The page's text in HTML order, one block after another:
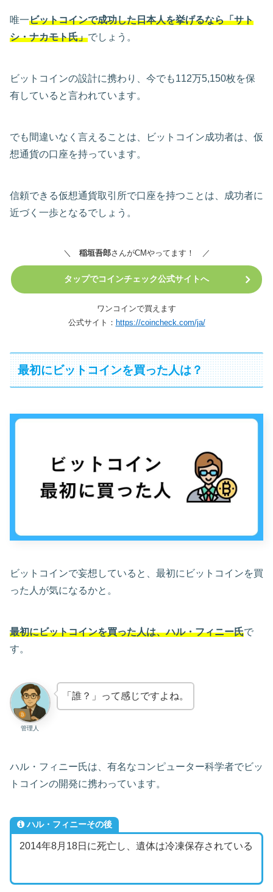
唯一ビットコインで成功した日本人を挙げるなら「サト
シ・ナカモト氏」でしょう。
ビットコインの設計に携わり、今でも112万5,150枚を保
有していると言われています。
でも間違いなく言えることは、ビットコイン成功者は、仮
想通貨の口座を持っています。
信頼できる仮想通貨取引所で口座を持つことは、成功者に
近づく一歩となるでしょう。
＼ 稲垣吾郎さんがCMやってます！ ／
タップでコインチェック公式サイトへ
ワンコインで買えます
公式サイト： https://coincheck.com/ja/
最初にビットコインを買った人は？
ビットコインで妄想していると、最初にビットコインを買
った人が気になるかと。
最初にビットコインを買った人は、ハル・フィニー氏で
す。
管理人
「誰？」って感じですよね。
ハル・フィニー氏は、有名なコンピューター科学者でビッ
トコインの開発に携わっています。
ハル・フィニーその後
2014年8月18日に死亡し、遺体は冷凍保存されている